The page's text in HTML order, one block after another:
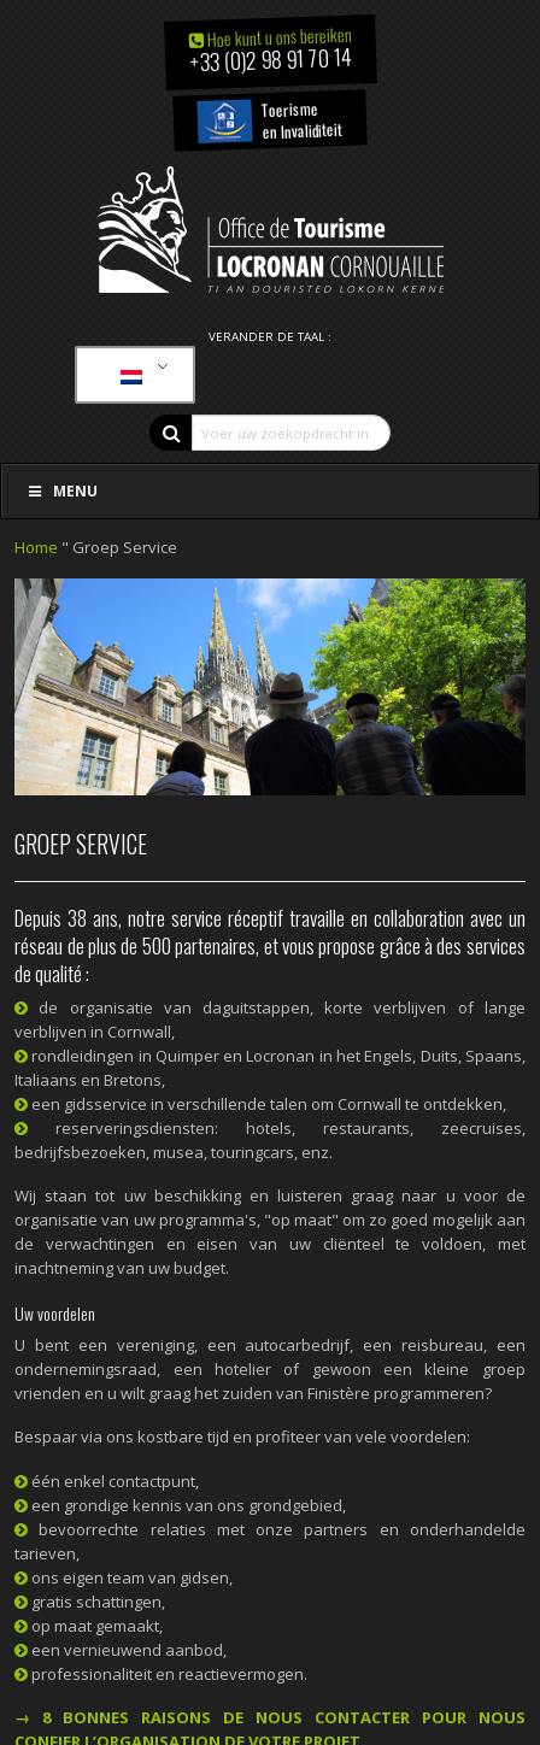
Hoe kunt u ons bereiken
+33 (0)2 98 91 70 14
Toerisme
en Invaliditeit
VERANDER DE TAAL :
MENU
Home " Groep Service
GROEP SERVICE
Depuis 38 ans, notre service réceptif travaille en collaboration avec un
réseau de plus de 500 partenaires, et vous propose grâce à des services
de qualité :
de organisatie van daguitstappen, korte verblijven of lange
verblijven in Cornwall,
rondleidingen in Quimper en Locronan in het Engels, Duits, Spaans,
Italiaans en Bretons,
een gidsservice in verschillende talen om Cornwall te ontdekken,
reserveringsdiensten: hotels, restaurants, zeecruises,
bedrijfsbezoeken, musea, touringcars, enz.
Wij staan tot uw beschikking en luisteren graag naar u voor de
organisatie van uw programma's, "op maat" om zo goed mogelijk aan
de verwachtingen en eisen van uw cliënteel te voldoen, met
inachtneming van uw budget.
Uw voordelen
U bent een vereniging, een autocarbedrijf, een reisbureau, een
ondernemingsraad, een hotelier of gewoon een kleine groep
vrienden en u wilt graag het zuiden van Finistère programmeren?
Bespaar via ons kostbare tijd en profiteer van vele voordelen:
één enkel contactpunt,
een grondige kennis van ons grondgebied,
bevoorrechte relaties met onze partners en onderhandelde
tarieven,
ons eigen team van gidsen,
gratis schattingen,
op maat gemaakt,
een vernieuwend aanbod,
professionaliteit en reactievermogen.
→ 8 BONNES RAISONS DE NOUS CONTACTER POUR NOUS